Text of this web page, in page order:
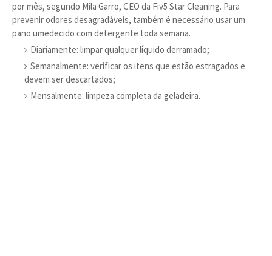
por mês, segundo Mila Garro, CEO da Fiv5 Star Cleaning. Para
prevenir odores desagradáveis, também é necessário usar um
pano umedecido com detergente toda semana.
Diariamente: limpar qualquer líquido derramado;
Semanalmente: verificar os itens que estão estragados e
devem ser descartados;
Mensalmente: limpeza completa da geladeira.